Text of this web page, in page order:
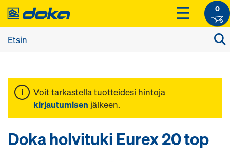
0
Voit tarkastella tuotteidesi hintoja
kirjautumisen jälkeen.
Doka holvituki Eurex 20 top